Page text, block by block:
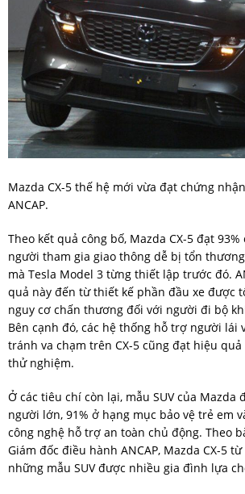
Mazda CX-5 thế hệ mới vừa đạt chứng
ANCAP.
Theo kết quả công bố, Mazda CX-5 đạt
người tham gia giao thông dễ bị tổn
mà Tesla Model 3 từng thiết lập trước đó.
quả này đến từ thiết kế phần đầu xe được
nguy cơ chấn thương đối với người đi bộ
Bên cạnh đó, các hệ thống hỗ trợ người lái
tránh va chạm trên CX-5 cũng đạt hiệu
thử nghiệm.
Ở các tiêu chí còn lại, mẫu SUV của Mazda
người lớn, 91% ở hạng mục bảo vệ trẻ em
công nghệ hỗ trợ an toàn chủ động. Theo
Giám đốc điều hành ANCAP, Mazda CX-5
những mẫu SUV được nhiều gia đình lựa